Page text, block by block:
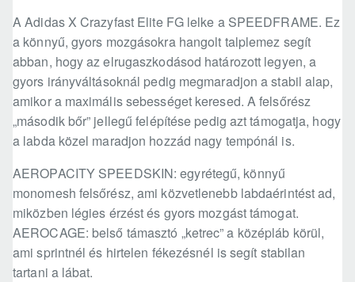
A Adidas X Crazyfast Elite FG lelke a SPEEDFRAME. Ez
a könnyű, gyors mozgásokra hangolt talplemez segít
abban, hogy az elrugaszkodásod határozott legyen, a
gyors irányváltásoknál pedig megmaradjon a stabil alap,
amikor a maximális sebességet keresed. A felsőrész
„második bőr” jellegű felépítése pedig azt támogatja, hogy
a labda közel maradjon hozzád nagy tempónál is.
AEROPACITY SPEEDSKIN: egyrétegű, könnyű
monomesh felsőrész, ami közvetlenebb labdaérintést ad,
miközben légies érzést és gyors mozgást támogat.
AEROCAGE: belső támasztó „ketrec” a középláb körül,
ami sprintnél és hirtelen fékezésnél is segít stabilan
tartani a lábat.